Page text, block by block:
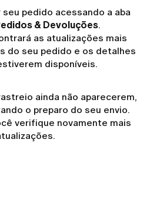
pedido acessando a aba
& Devoluções.
as atualizações mais
do seu pedido e os detalhes
disponíveis.
ainda não aparecerem,
o preparo do seu envio.
verifique novamente mais